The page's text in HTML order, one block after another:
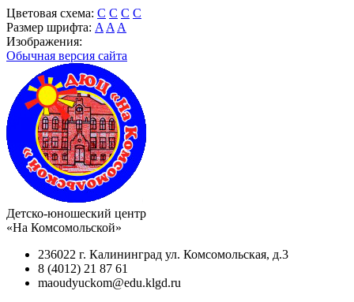
Цветовая схема: C C C C
Размер шрифта: A A A
Изображения:
Обычная версия сайта
Детско-юношеский центр
«На Комсомольской»
236022 г. Калининград ул. Комсомольская, д.3
8 (4012) 21 87 61
maoudyuckom@edu.klgd.ru